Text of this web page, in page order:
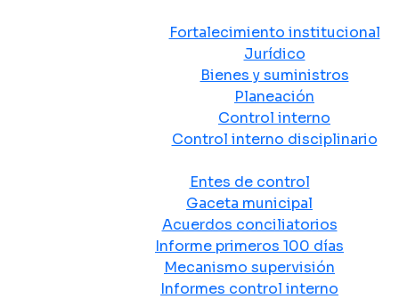
Fortalecimiento institucional
Jurídico
Bienes y suministros
Planeación
Control interno
Control interno disciplinario
Entes de control
Gaceta municipal
Acuerdos conciliatorios
Informe primeros 100 días
Mecanismo supervisión
Informes control interno